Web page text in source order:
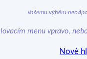
Vašemu výběru
menu vpravo,
Nové